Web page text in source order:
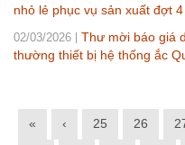
nhỏ lẻ phục vụ sản xuất đợt
02/03/2026
Thư mời báo giá
thường thiết bị hệ thống ắc
« ‹ 25 26